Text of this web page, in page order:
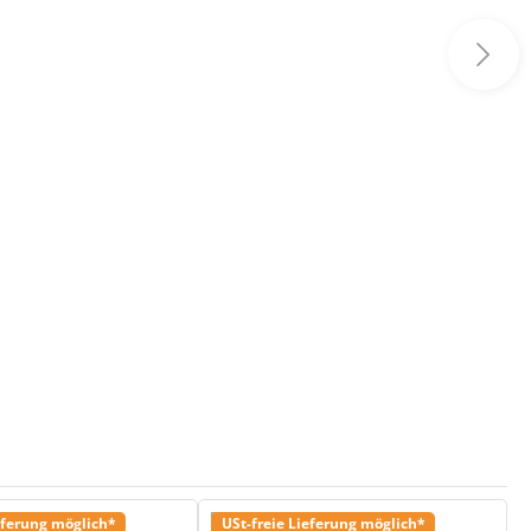
möglich* USt-freie Lieferung möglich*